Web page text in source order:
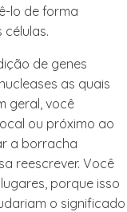
lo de forma
de genes
as quais
geral, você
ou próximo ao
a borracha
reescrever. Você
porque isso
o significado